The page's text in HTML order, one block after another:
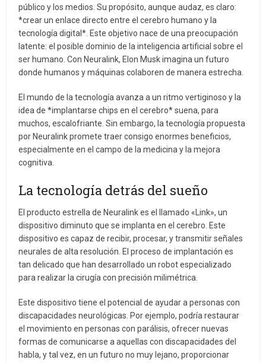
público y los medios. Su propósito, aunque audaz, es claro:
*crear un enlace directo entre el cerebro humano y la
tecnología digital*. Este objetivo nace de una preocupación
latente: el posible dominio de la inteligencia artificial sobre el
ser humano. Con Neuralink, Elon Musk imagina un futuro
donde humanos y máquinas colaboren de manera estrecha.
El mundo de la tecnología avanza a un ritmo vertiginoso y la
idea de *implantarse chips en el cerebro* suena, para
muchos, escalofriante. Sin embargo, la tecnología propuesta
por Neuralink promete traer consigo enormes beneficios,
especialmente en el campo de la medicina y la mejora
cognitiva.
La tecnología detrás del sueño
El producto estrella de Neuralink es el llamado «Link», un
dispositivo diminuto que se implanta en el cerebro. Este
dispositivo es capaz de recibir, procesar, y transmitir señales
neurales de alta resolución. El proceso de implantación es
tan delicado que han desarrollado un robot especializado
para realizar la cirugía con precisión milimétrica.
Este dispositivo tiene el potencial de ayudar a personas con
discapacidades neurológicas. Por ejemplo, podría restaurar
el movimiento en personas con parálisis, ofrecer nuevas
formas de comunicarse a aquellas con discapacidades del
habla, y tal vez, en un futuro no muy lejano, proporcionar